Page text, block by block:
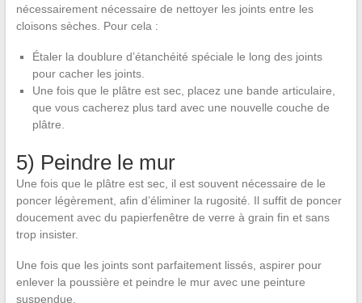
nécessairement nécessaire de nettoyer les joints entre les
cloisons sèches. Pour cela :
Étaler la doublure d’étanchéité spéciale le long des joints
pour cacher les joints.
Une fois que le plâtre est sec, placez une bande articulaire,
que vous cacherez plus tard avec une nouvelle couche de
plâtre.
5) Peindre le mur
Une fois que le plâtre est sec, il est souvent nécessaire de le
poncer légèrement, afin d’éliminer la rugosité. Il suffit de poncer
doucement avec du papierfenêtre de verre à grain fin et sans
trop insister.
Une fois que les joints sont parfaitement lissés, aspirer pour
enlever la poussière et peindre le mur avec une peinture
suspendue.